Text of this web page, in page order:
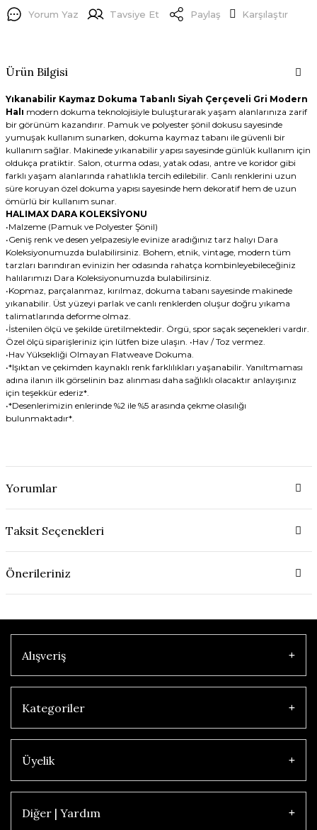
Yorum Yaz Tavsiye Et Paylaş Karşılaştır
Ürün Bilgisi
Yıkanabilir Kaymaz Dokuma Tabanlı Siyah Çerçeveli Gri Modern
Halı modern dokuma teknolojisiyle buluşturarak yaşam alanlarınıza zarif
bir görünüm kazandırır. Pamuk ve polyester şönil dokusu sayesinde
yumuşak kullanım sunarken, dokuma kaymaz tabanı ile güvenli bir
kullanım sağlar. Makinede yıkanabilir yapısı sayesinde günlük kullanım için
oldukça pratiktir. Salon, oturma odası, yatak odası, antre ve koridor gibi
farklı yaşam alanlarında rahatlıkla tercih edilebilir. Canlı renklerini uzun
süre koruyan özel dokuma yapısı sayesinde hem dekoratif hem de uzun
ömürlü bir kullanım sunar.
HALIMAX DARA KOLEKSİYONU
•Malzeme (Pamuk ve Polyester Şönil)
•Geniş renk ve desen yelpazesiyle evinize aradığınız tarz halıyı Dara
Koleksiyonumuzda bulabilirsiniz. Bohem, etnik, vintage, modern tüm
tarzları barındıran evinizin her odasında rahatça kombinleyebileceğiniz
halılarımızı Dara Koleksiyonumuzda bulabilirsiniz.
•Kopmaz, parçalanmaz, kırılmaz, dokuma tabanı sayesinde makinede
yıkanabilir. Üst yüzeyi parlak ve canlı renklerden oluşur doğru yıkama
talimatlarında deforme olmaz.
•İstenilen ölçü ve şekilde üretilmektedir. Örgü, spor saçak seçenekleri vardır.
Özel ölçü siparişleriniz için lütfen bize ulaşın. •Hav / Toz vermez.
•Hav Yüksekliği Olmayan Flatweave Dokuma.
•*Işıktan ve çekimden kaynaklı renk farklılıkları yaşanabilir. Yanıltmaması
adına ilanın ilk görselinin baz alınması daha sağlıklı olacaktır anlayışınız
için teşekkür ederiz*.
•*Desenlerimizin enlerinde %2 ile %5 arasında çekme olasılığı
bulunmaktadır*.
Yorumlar
Taksit Seçenekleri
Önerileriniz
Alışveriş
Kategoriler
Üyelik
Diğer | Yardım